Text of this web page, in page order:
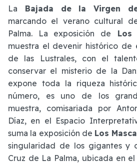
La Bajada de la Virgen
marcando el verano cultural
Palma. La exposición de Los
muestra el devenir histórico de
de las Lustrales, con el
conservar el misterio de la
expone toda la riqueza
número, es uno de los
muestra, comisariada por
Díaz, en el Espacio
suma la exposición de Los
singularidad de los gigantes y
Cruz de La Palma, ubicada en